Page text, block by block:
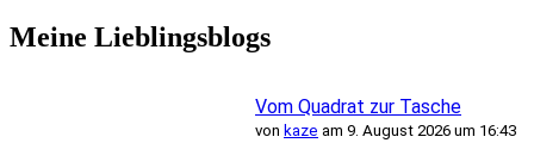
Meine Lieblingsblogs
Vom Quadrat zur Tasche
von kaze am 9. August 2026 um 16:43